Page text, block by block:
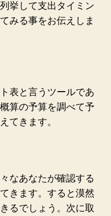
挙して支出タイミン
みる事をお伝えしま
表と言うツールであ
算の予算を調べて予
てきます。
なあなたが確認する
きます。すると漠然
るでしょう。次に取